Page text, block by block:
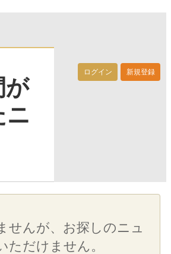
ログイン 新規登録
が
ニ
せんが、お探しのニュ
ただけません。